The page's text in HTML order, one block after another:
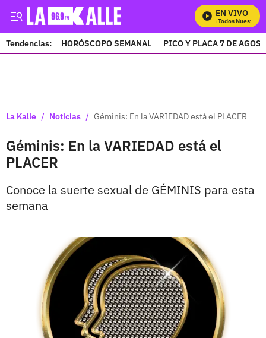
EN VIVO
Mira Todos Nuestros
Tendencias: HORÓSCOPO SEMANAL PICO Y PLACA 7 DE
La Kalle / Noticias / Géminis: En la VARIEDAD está el PLACER
Géminis: En la VARIEDAD está el
PLACER
Conoce la suerte sexual de GÉMINIS para esta
semana